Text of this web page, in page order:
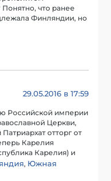
что ранее
Финляндии, но
29.05.2016 в 17:59
Российской империи
Церкви,
отторг от
Карелия
Карелия) и
, Южная